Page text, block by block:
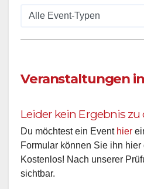
Veranstaltungen
Leider kein Ergebnis
Du möchtest ein Event hier
Formular können Sie ihn hier
Kostenlos! Nach unserer
sichtbar.